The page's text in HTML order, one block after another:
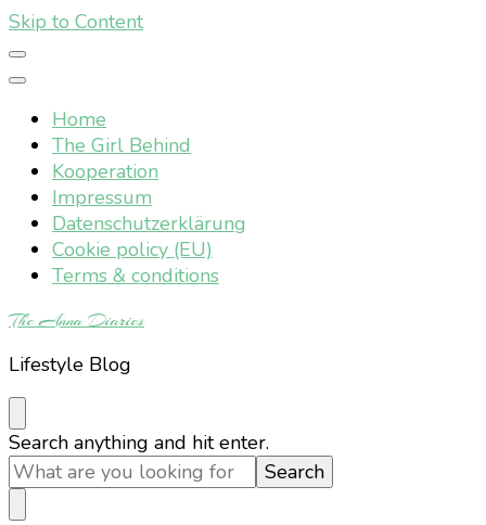
Skip to Content
Home
The Girl Behind
Kooperation
Impressum
Datenschutzerklärung
Cookie policy (EU)
Terms & conditions
The Anna Diaries
Lifestyle Blog
Looking
for
Something?
Search anything and hit enter.